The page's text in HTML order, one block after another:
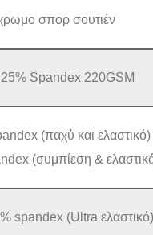
σπορ σουτιέν
25% Spandex 220GSM
(παχύ και
(συμπίεση &
spandex (Ultra ελαστικό)